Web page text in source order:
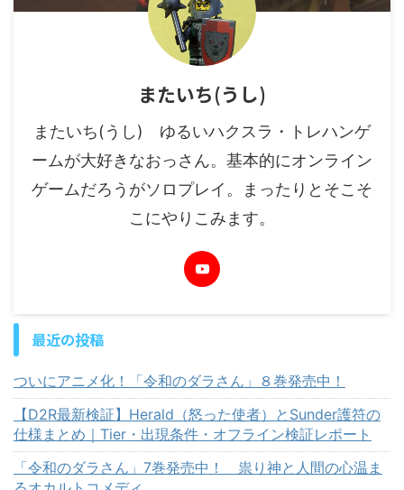
またいち(うし)
またいち(うし) ゆるいハクスラ・トレハンゲ
ームが大好きなおっさん。基本的にオンライン
ゲームだろうがソロプレイ。まったりとそこそ
こにやりこみます。
最近の投稿
ついにアニメ化！「令和のダラさん」８巻発売中！
【D2R最新検証】Herald（怒った使者）とSunder護符の
仕様まとめ｜Tier・出現条件・オフライン検証レポート
「令和のダラさん」7巻発売中！ 祟り神と人間の心温ま